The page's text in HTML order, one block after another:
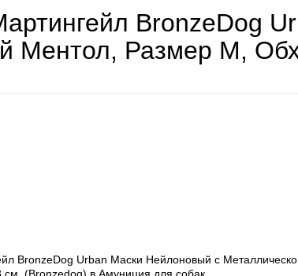
BronzeDog
Ментол, Размер M,